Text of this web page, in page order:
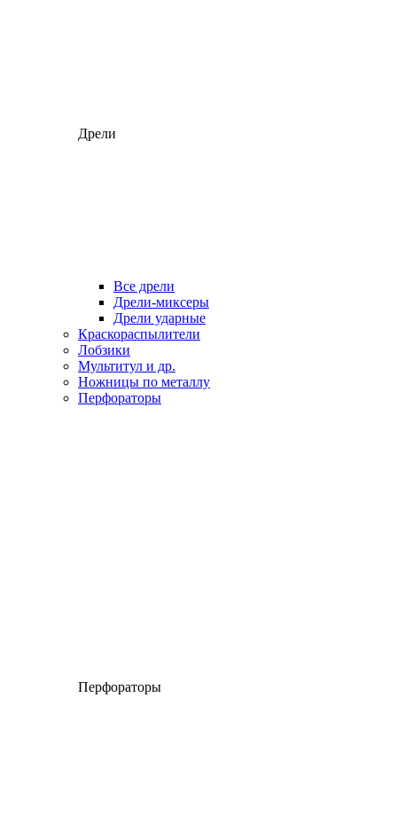
Дрели
Все дрели
Дрели-миксеры
Дрели ударные
Краскораспылители
Лобзики
Мультитул и др.
Ножницы по металлу
Перфораторы
Перфораторы